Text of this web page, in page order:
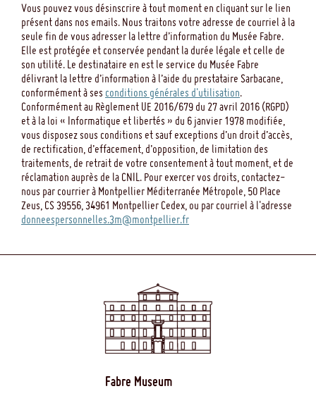
Vous pouvez vous désinscrire à tout moment en cliquant sur le lien
présent dans nos emails. Nous traitons votre adresse de courriel à la
seule fin de vous adresser la lettre d’information du Musée Fabre.
Elle est protégée et conservée pendant la durée légale et celle de
son utilité. Le destinataire en est le service du Musée Fabre
délivrant la lettre d’information à l’aide du prestataire Sarbacane,
conformément à ses conditions générales d'utilisation.
Conformément au Règlement UE 2016/679 du 27 avril 2016 (RGPD)
et à la loi « Informatique et libertés » du 6 janvier 1978 modifiée,
vous disposez sous conditions et sauf exceptions d’un droit d’accès,
de rectification, d’effacement, d’opposition, de limitation des
traitements, de retrait de votre consentement à tout moment, et de
réclamation auprès de la CNIL. Pour exercer vos droits, contactez-
nous par courrier à Montpellier Méditerranée Métropole, 50 Place
Zeus, CS 39556, 34961 Montpellier Cedex, ou par courriel à l'adresse
donneespersonnelles.3m@montpellier.fr
Fabre Museum